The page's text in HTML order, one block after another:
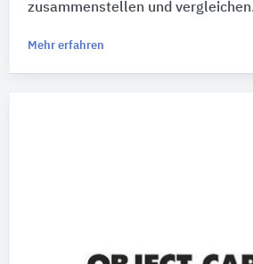
zusammenstellen und
Mehr erfahren